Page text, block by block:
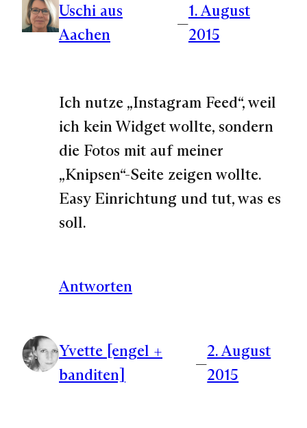
Uschi aus
Aachen
—
1. August
2015
Ich nutze „Instagram Feed“, weil
ich kein Widget wollte, sondern
die Fotos mit auf meiner
„Knipsen“-Seite zeigen wollte.
Easy Einrichtung und tut, was es
soll.
Antworten
Yvette [engel +
banditen]
—
2. August
2015